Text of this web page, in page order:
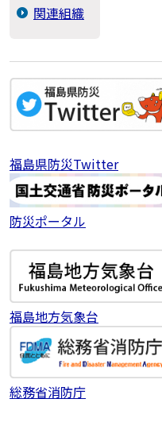
関連組織
福島県防災Twitter
防災ポータル
福島地方気象台
総務省消防庁